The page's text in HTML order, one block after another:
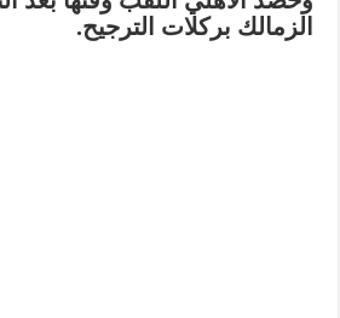
الزمالك بركلات الترجيح.